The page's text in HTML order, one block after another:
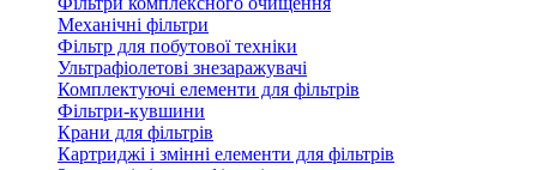
Механічні фільтри
Фільтр для побутової техніки
Ультрафіолетові знезаражувачі
Комплектуючі елементи для фільтрів
Фільтри-кувшини
Крани для фільтрів
Картриджі і змінні елементи для фільтрів